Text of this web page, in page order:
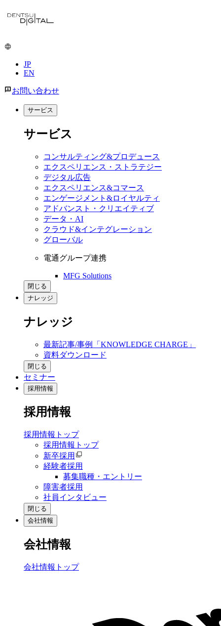
メ
コ
ツ
JP
EN
お問い合わせ
サービス
サービス
コンサルティング&プロデュース
エクスペリエンス・ストラテジー
デジタル広告
エクスペリエンス&コマース
エンゲージメント&ロイヤルティ
アドバンスト・クリエイティブ
データ・AI
クラウド&インテグレーション
グローバル
電通グループ連携
MFG Solutions
閉じる
ナレッジ
ナレッジ
最新記事/事例「KNOWLEDGE CHARGE」
資料ダウンロード
閉じる
セミナー
採用情報
採用情報
採用情報トップ
採用情報トップ
新卒採用
経験者採用
募集職種・エントリー
障害者採用
社員インタビュー
閉じる
会社情報
会社情報
会社情報トップ